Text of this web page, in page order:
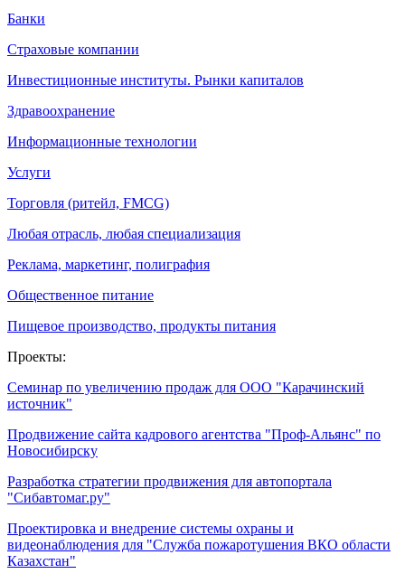
Банки
Страховые компании
Инвестиционные институты. Рынки капиталов
Здравоохранение
Информационные технологии
Услуги
Торговля (ритейл, FMCG)
Любая отрасль, любая специализация
Реклама, маркетинг, полиграфия
Общественное питание
Пищевое производство, продукты питания
Проекты:
Семинар по увеличению продаж для ООО "Карачинский
источник"
Продвижение сайта кадрового агентства "Проф-Альянс" по
Новосибирску
Разработка стратегии продвижения для автопортала
"Сибавтомаг.ру"
Проектировка и внедрение системы охраны и
видеонаблюдения для "Служба пожаротушения ВКО области
Казахстан"